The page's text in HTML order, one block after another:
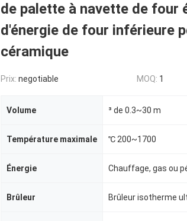
de palette à navette de four
d'énergie de four inférieure
céramique
Prix: negotiable MOQ: 1
Volume ³ de 0.3~30 m
Température maximale ℃ 200~1700
Énergie Chauffage, gas ou
Brûleur Brûleur isotherme